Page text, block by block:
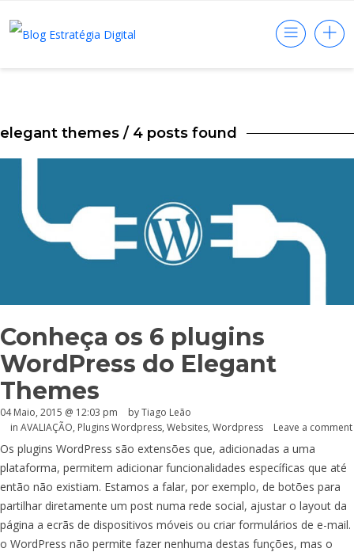
elegant themes / 4 posts found
Conheça os 6 plugins
WordPress do Elegant
Themes
04 Maio, 2015 @ 12:03 pm
by Tiago Leão
in AVALIAÇÃO, Plugins Wordpress, Websites, Wordpress Leave a comment
Os plugins WordPress são extensões que, adicionadas a uma
plataforma, permitem adicionar funcionalidades específicas que até
então não existiam. Estamos a falar, por exemplo, de botões para
partilhar diretamente um post numa rede social, ajustar o layout da
página a ecrãs de dispositivos móveis ou criar formulários de e-mail.
o WordPress não permite fazer nenhuma destas funções, mas o